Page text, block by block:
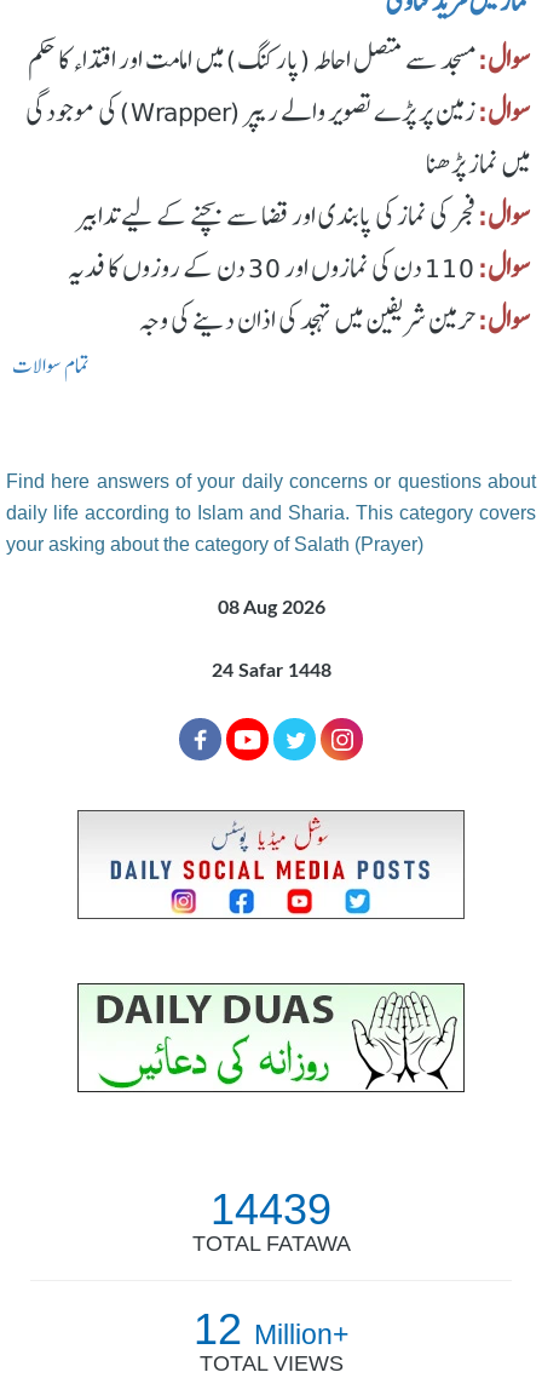
سوال:مسجد سے متصل احاطہ (پارکنگ) میں امامت اور اقتداء کا حکم
سوال:
زمین پر پڑے تصویر والے ریپر (Wrapper) کی موجودگی
میں نماز پڑھنا
سوال:فجر کی نماز کی پابندی اور قضا سے بچنے کے لیے تدابیر
سوال:110 دن کی نمازوں اور 30 دن کے روزوں کا فدیہ
سوال:حرمین شریفین میں تہجد کی اذان دینے کی وجہ
تمام سوالات
Find here answers of your daily concerns or questions about
daily life according to Islam and Sharia. This category covers
your asking about the category of Salath (Prayer)
08 Aug 2026
24 Safar 1448
14439
TOTAL FATAWA
12 Million+
TOTAL VIEWS